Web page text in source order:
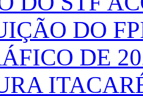
DO
DE